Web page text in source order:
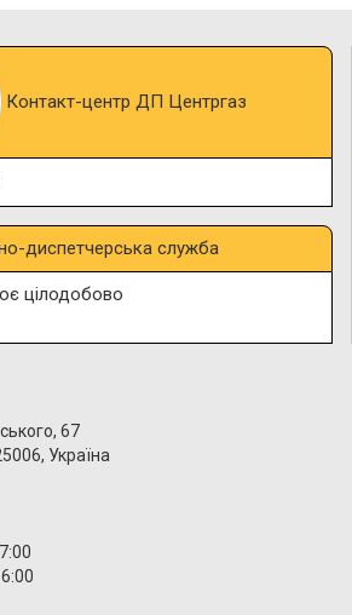
Контакт-центр ДП Центргаз
диспетчерська служба
цілодобово
67
Україна